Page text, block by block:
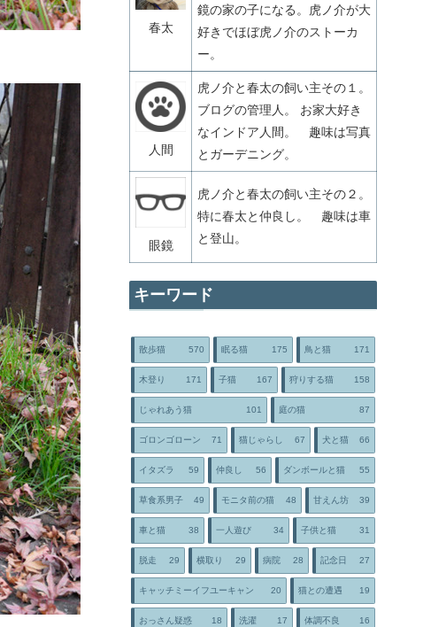
春太
鏡の家の子になる。虎ノ介が大
好きでほぼ虎ノ介のストーカ
ー。
人間
虎ノ介と春太の飼い主その１。
ブログの管理人。 お家大好き
なインドア人間。 趣味は写真
とガーデニング。
眼鏡
虎ノ介と春太の飼い主その２。
特に春太と仲良し。 趣味は車
と登山。
キーワード
散歩猫 570 眠る猫 175 鳥と猫 171
木登り 171 子猫 167 狩りする猫 158
じゃれあう猫 101 庭の猫 87
ゴロンゴローン 71 猫じゃらし 67 犬と猫 66
イタズラ 59 仲良し 56 ダンボールと猫 55
草食系男子 49 モニタ前の猫 48 甘えん坊 39
車と猫 38 一人遊び 34 子供と猫 31
脱走 29 横取り 29 病院 28 記念日 27
キャッチミーイフユーキャン 20 猫との遭遇 19
おっさん疑惑 18 洗濯 17 体調不良 16